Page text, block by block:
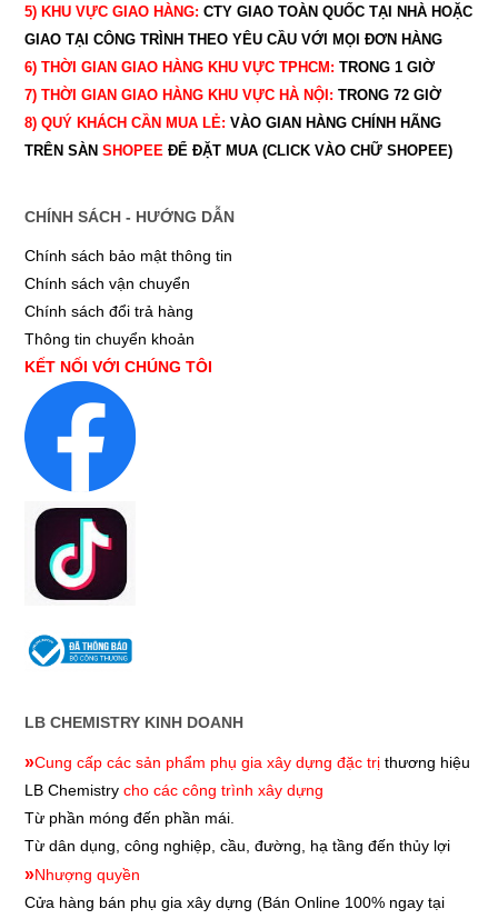
5) KHU VỰC GIAO HÀNG: CTY GIAO TOÀN QUỐC TẠI NHÀ HOẶC
GIAO TẠI CÔNG TRÌNH THEO YÊU CẦU VỚI MỌI ĐƠN HÀNG
6) THỜI GIAN GIAO HÀNG KHU VỰC TPHCM: TRONG 1 GIỜ
7) THỜI GIAN GIAO HÀNG KHU VỰC HÀ NỘI: TRONG 72 GIỜ
8) QUÝ KHÁCH CẦN MUA LẺ: VÀO GIAN HÀNG CHÍNH HÃNG
TRÊN SÀN SHOPEEĐỂ ĐẶT MUA (CLICK VÀO CHỮ SHOPEE)
CHÍNH SÁCH - HƯỚNG DẪN
Chính sách bảo mật thông tin
Chính sách vận chuyển
Chính sách đổi trả hàng
Thông tin chuyển khoản
KẾT NỐI VỚI CHÚNG TÔI
LB CHEMISTRY KINH DOANH
»Cung cấp các sản phẩm phụ gia xây dựng đặc trị thương hiệu
LB Chemistrycho các công trình xây dựng
Từ phần móng đến phần mái.
Từ dân dụng, công nghiệp, cầu, đường, hạ tầng đến thủy lợi
»Nhượng quyền
Cửa hàng bán phụ gia xây dựng (Bán Online 100% ngay tại